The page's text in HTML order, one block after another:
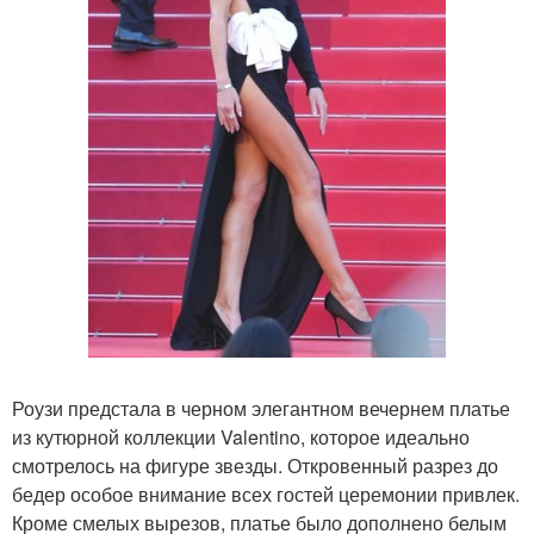
Роузи предстала в черном элегантном вечернем платье
из кутюрной коллекции Valentino, которое идеально
смотрелось на фигуре звезды. Откровенный разрез до
бедер особое внимание всех гостей церемонии привлек.
Кроме смелых вырезов, платье было дополнено белым